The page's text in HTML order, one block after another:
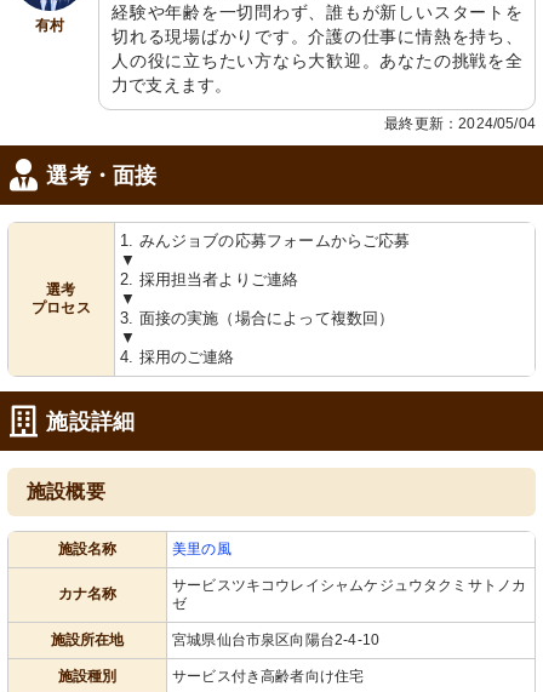
有村
経験や年齢を一切問わず、誰もが新しいスタートを
切れる現場ばかりです。介護の仕事に情熱を持ち、
人の役に立ちたい方なら大歓迎。あなたの挑戦を全
力で支えます。
最終更新：2024/05/04
選考・面接
選考
プロセス
1. みんジョブの応募フォームからご応募
▼
2. 採用担当者よりご連絡
▼
3. 面接の実施（場合によって複数回）
▼
4. 採用のご連絡
施設詳細
施設概要
施設名称 美里の風
カナ名称
サービスツキコウレイシャムケジュウタクミサトノカ
ゼ
施設所在地 宮城県仙台市泉区向陽台2-4-10
施設種別 サービス付き高齢者向け住宅